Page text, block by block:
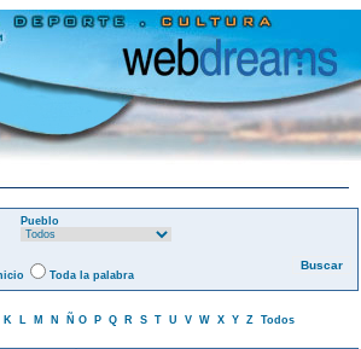
Pueblo
Toda la palabra
K L M N Ñ O P Q R S T U V W X Y Z Todos